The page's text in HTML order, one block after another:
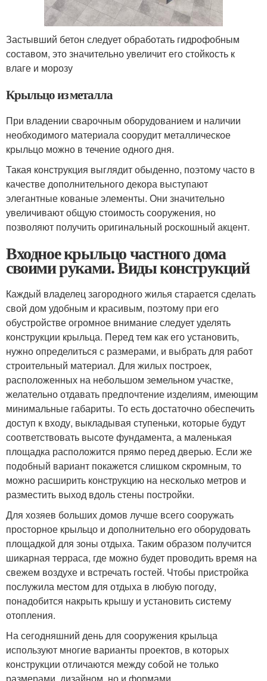
Застывший бетон следует обработать гидрофобным
составом, это значительно увеличит его стойкость к
влаге и морозу
Крыльцо из металла
При владении сварочным оборудованием и наличии
необходимого материала соорудит металлическое
крыльцо можно в течение одного дня.
Такая конструкция выглядит обыденно, поэтому часто в
качестве дополнительного декора выступают
элегантные кованые элементы. Они значительно
увеличивают общую стоимость сооружения, но
позволяют получить оригинальный роскошный акцент.
Входное крыльцо частного дома
своими руками. Виды конструкций
Каждый владелец загородного жилья старается сделать
свой дом удобным и красивым, поэтому при его
обустройстве огромное внимание следует уделять
конструкции крыльца. Перед тем как его установить,
нужно определиться с размерами, и выбрать для работ
строительный материал. Для жилых построек,
расположенных на небольшом земельном участке,
желательно отдавать предпочтение изделиям, имеющим
минимальные габариты. То есть достаточно обеспечить
доступ к входу, выкладывая ступеньки, которые будут
соответствовать высоте фундамента, а маленькая
площадка расположится прямо перед дверью. Если же
подобный вариант покажется слишком скромным, то
можно расширить конструкцию на несколько метров и
разместить выход вдоль стены постройки.
Для хозяев больших домов лучше всего сооружать
просторное крыльцо и дополнительно его оборудовать
площадкой для зоны отдыха. Таким образом получится
шикарная терраса, где можно будет проводить время на
свежем воздухе и встречать гостей. Чтобы пристройка
послужила местом для отдыха в любую погоду,
понадобится накрыть крышу и установить систему
отопления.
На сегодняшний день для сооружения крыльца
используют многие варианты проектов, в которых
конструкции отличаются между собой не только